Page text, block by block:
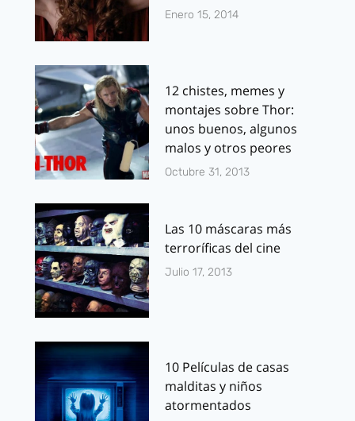
Enero 15, 2014
12 chistes, memes y
montajes sobre Thor:
unos buenos, algunos
malos y otros peores
Octubre 31, 2013
Las 10 máscaras más
terroríficas del cine
Julio 17, 2013
10 Películas de casas
malditas y niños
atormentados